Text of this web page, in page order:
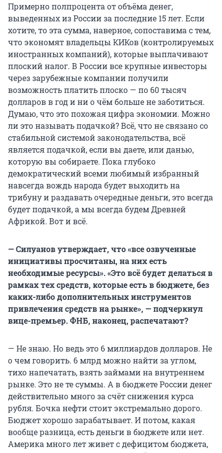
Примерно полпроцента от объёма денег,
выведенных из России за последние 15 лет. Если
хотите, то эта сумма, наверное, сопоставима с тем,
что экономят владельцы КИКов (контролируемых
иностранных компаний), которые выплачивают
плоский налог. В России все крупные инвесторы
через зарубежные компании получили
возможность платить плоско — по 60 тысяч
долларов в год и ни о чём больше не заботиться.
Думаю, что это похожая цифра экономии. Можно
ли это называть подачкой? Всё, что не связано со
стабильной системой законодательства, всё
является подачкой, если вы даете, или данью,
которую вы собираете. Пока глубоко
демократический всеми любимый избранный
навсегда вождь народа будет выходить на
трибуну и раздавать очередные деньги, это всегда
будет подачкой, а мы всегда будем Древней
Африкой. Вот и всё.
— Силуанов утверждает, что «все озвученные
инициативы просчитаны, на них есть
необходимые ресурсы». «Это всё будет делаться в
рамках тех средств, которые есть в бюджете, без
каких-либо дополнительных инструментов
привлечения средств на рынке», — подчеркнул
вице-премьер. ФНБ, наконец, распечатают?
— Не знаю. Но ведь это 6 миллиардов долларов. Не
о чем говорить. 6 млрд можно найти за углом,
тихо напечатать, взять займами на внутреннем
рынке. Это не те суммы. А в бюджете России денег
действительно много за счёт снижения курса
рубля. Бочка нефти стоит экстремально дорого.
Бюджет хорошо зарабатывает. И потом, какая
вообще разница, есть деньги в бюджете или нет.
Америка много лет живет с дефицитом бюджета,